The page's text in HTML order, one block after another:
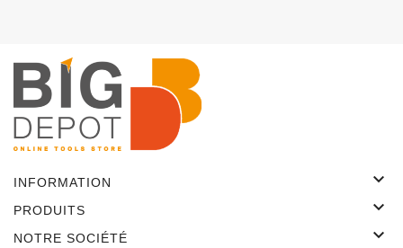
INFORMATION 
PRODUITS 
NOTRE SOCIÉTÉ 